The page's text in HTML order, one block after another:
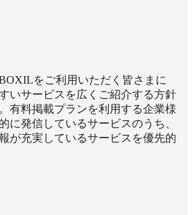
をご利用いただく皆さまに
いサービスを広くご紹介する方針
有料掲載プランを利用する企業様
に発信しているサービスのうち、
が充実しているサービスを優先的